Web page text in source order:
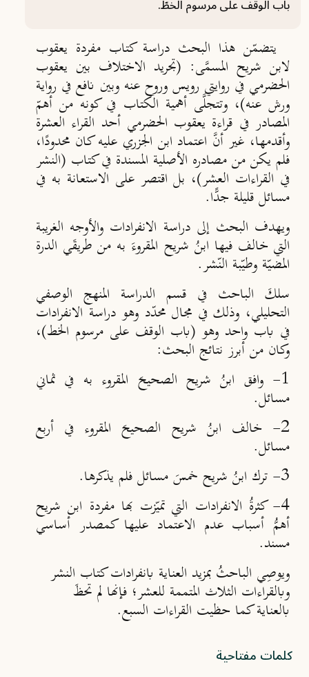
باب الوقف على مرسوم الخطّ.
يتضمّن هذا البحث دراسة كتاب مفردة يعقوب
لابن شريح المسمَّى: (تجريد الاختلاف بين ‏يعقوب
الحضرمي في روايتي رويس وروح عنه وبين نافع في رواية
ورش عنه)، وتتجلَّى أهمية ‏الكتاب في كونه من أهمّ
المصادر في قراءة يعقوب الحضرمي أحد القراء العشرة
وأقدمها، غير أنَّ ‏اعتماد ابن الجزري عليه كان محدودًا،
فلم يكن من مصادره الأصلية المسندة في كتاب (النشر
‏في القراءات العشر)، بل اقتصر على الاستعانة به في
مسائل قليلة جدًّا.
ويهدف البحث إلى دراسة الانفرادات والأوجه الغريبة
التي خالف فيها ابنُ شريح المقروءَ به ‏من طريقَي الدرة
المضيّة وطيّبة النّشر.
سلكَ الباحث في قسم الدراسة المنهج الوصفي
التحليلي، وذلك في مجال محدّد وهو دراسة ‏الانفرادات
في باب واحد وهو (باب الوقف على مرسوم الخط)،
وكان من أبرز نتائج البحث:
‏‏1- وافق ابنُ شريح الصحيحَ المقروء به في ثماني
مسائل.‏
‏2- خالف ابنُ شريح الصحيحَ المقروء في أربع
مسائل.‏
‏4- كثرةُ الانفرادات التي تميّزت بها مفردة ابن شريح
أهمُّ أسباب عدم الاعتماد عليها ‏كمصدر أساسي
مسند.‏
ويوصِي الباحثُ بمزيد العناية بانفرادات كتاب النشر
وبالقراءات الثلاث المتممة للعشر؛ فإنها ‏لم تحظَ
بالعناية كما حظيت القراءات السبع.
كلمات مفتاحية